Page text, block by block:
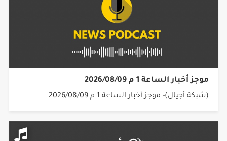
موجز أخبار الساعة 1 م 2026/08/09
(شبكة أجيال)- موجز أخبار الساعة 1 م 2026/08/09